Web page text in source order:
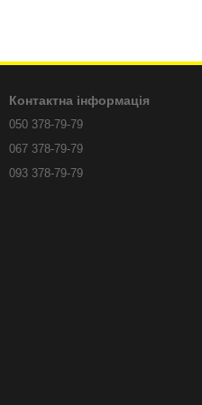
Контактна інформація
050 378-79-79
067 378-79-79
093 378-79-79